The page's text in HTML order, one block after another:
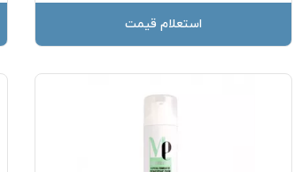
استعلام قیمت